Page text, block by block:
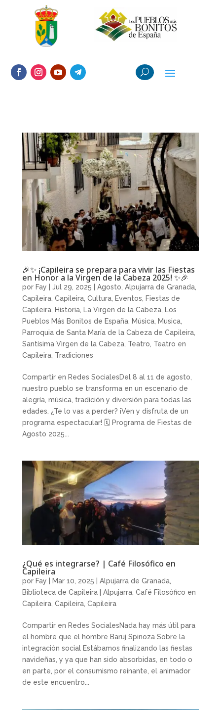
🎉✨ ¡Capileira se prepara para vivir las Fiestas
en Honor a la Virgen de la Cabeza 2025! ✨🎉
por Fay Jul 29, 2025 Agosto Alpujarra de Granada,
Capileira, Capileira, Cultura, Eventos
Fiestas de
Capileira, Historia, La Virgen de la Cabeza, Los
Pueblos Más Bonitos de España, Música, Musica,
Parroquia de Santa María de la Cabeza de Capileira,
Santísima Virgen de la Cabeza, Teatro Teatro en
Capileira, Tradiciones
Compartir en Redes SocialesDel 8 al 11 de agosto,
nuestro pueblo se transforma en un escenario de
alegría, música, tradición y diversión para todas las
edades. ¿Te lo vas a perder? ¡Ven y disfruta de un
programa espectacular! 🗓 Programa de Fiestas de
Agosto 2025...
¿Qué es integrarse? | Café Filosófico en
Capileira
por Fay Mar 10, 2025 Alpujarra de Granada,
Biblioteca de Capileira | Alpujarra, Café Filosófico en
Capileira, Capileira, Capileira
Compartir en Redes SocialesNada hay más útil para
el hombre que el hombre Baruj Spinoza Sobre la
integración social Estábamos finalizando las fiestas
navideñas, y ya que han sido absorbidas, en todo o
en parte, por el consumismo reinante, el animador
de este encuentro...